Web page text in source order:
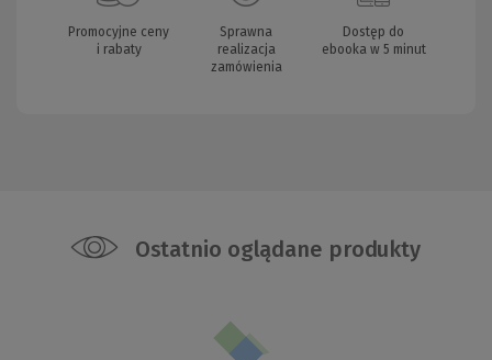
Promocyjne ceny
i rabaty
Sprawna
realizacja
zamówienia
Dostęp do
ebooka w 5 minut
Ostatnio oglądane produkty